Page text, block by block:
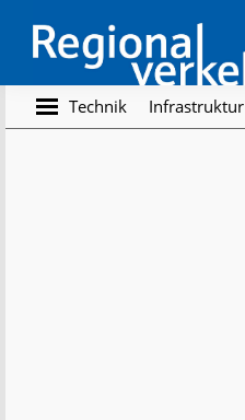
main
content
footer
Regionalverkehr
Die
Fachzeitschrift
Technik Infrastruktur